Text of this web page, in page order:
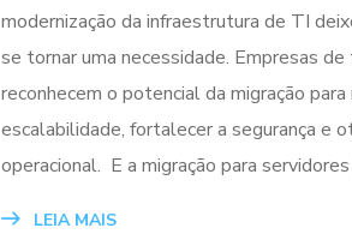
modernização da infraestrutura de TI
se tornar uma necessidade. Empresas
reconhecem o potencial da migração
escalabilidade, fortalecer a segurança e
operacional. E a migração para
LEIA MAIS